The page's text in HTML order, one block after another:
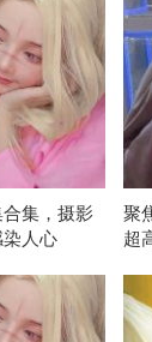
集，摄影
人心
聚
超